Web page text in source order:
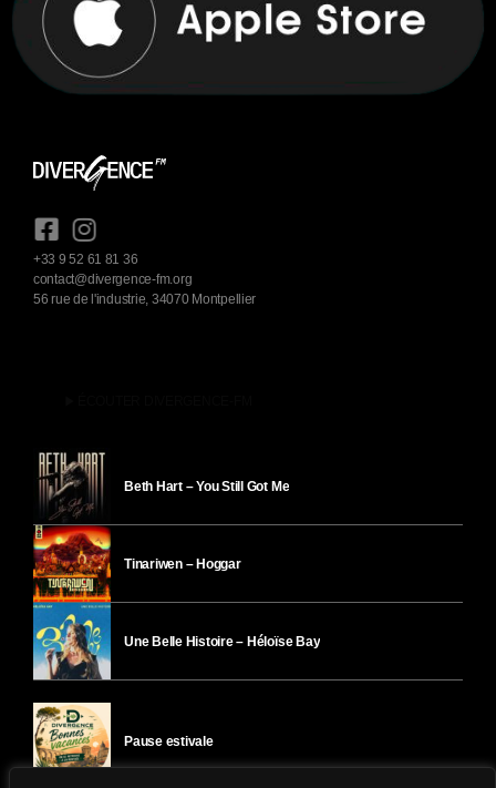
+33 9 52 61 81 36
contact@divergence-fm.org
56 rue de l'industrie, 34070 Montpellier
Beth Hart – You Still Got Me
Tinariwen – Hoggar
Une Belle Histoire – Héloïse Bay
Pause estivale